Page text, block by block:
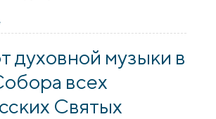
честь Собора Всех Белорусских Святых
духовной музыки в
всех
Святых